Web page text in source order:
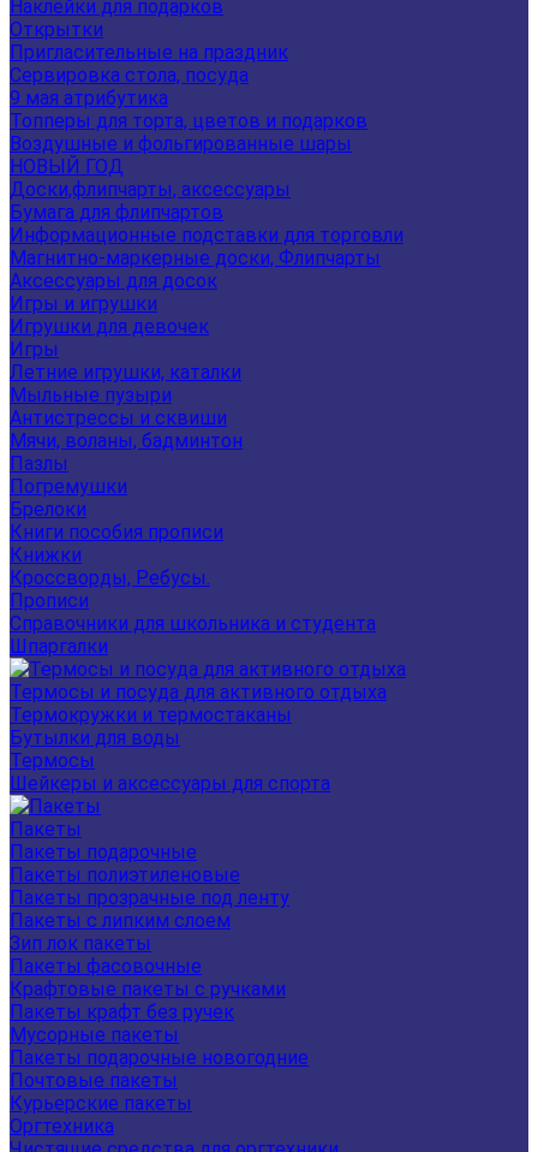
Наклейки для подарков
Открытки
Пригласительные на праздник
Сервировка стола, посуда
9 мая атрибутика
Топперы для торта, цветов и подарков
Воздушные и фольгированные шары
НОВЫЙ ГОД
Доски,флипчарты, аксессуары
Бумага для флипчартов
Информационные подставки для торговли
Магнитно-маркерные доски, Флипчарты
Аксессуары для досок
Игры и игрушки
Игрушки для девочек
Игры
Летние игрушки, каталки
Мыльные пузыри
Антистрессы и сквиши
Мячи, воланы, бадминтон
Пазлы
Погремушки
Брелоки
Книги пособия прописи
Книжки
Кроссворды, Ребусы.
Прописи
Справочники для школьника и студента
Шпаргалки
Термосы и посуда для активного отдыха
Термокружки и термостаканы
Бутылки для воды
Термосы
Шейкеры и аксессуары для спорта
Пакеты
Пакеты подарочные
Пакеты полиэтиленовые
Пакеты прозрачные под ленту
Пакеты с липким слоем
Зип лок пакеты
Пакеты фасовочные
Крафтовые пакеты с ручками
Пакеты крафт без ручек
Мусорные пакеты
Пакеты подарочные новогодние
Почтовые пакеты
Курьерские пакеты
Оргтехника